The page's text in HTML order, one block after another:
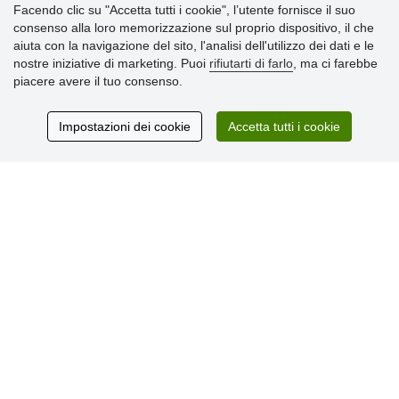
» Informativa sulla Privacy
» Consegna e pagamento
» Garanzia e resi
» Programma fedeltà
Recensioni
dei clienti
Facendo clic su "Accetta tutti i cookie", l’utente fornisce il suo
consenso alla loro memorizzazione sul proprio dispositivo, il che
aiuta con la navigazione del sito, l'analisi dell'utilizzo dei dati e le
nostre iniziative di marketing. Puoi rifiutarti di farlo , ma ci farebbe
piacere avere il tuo consenso.
Impostazioni dei cookie Accetta tutti i cookie